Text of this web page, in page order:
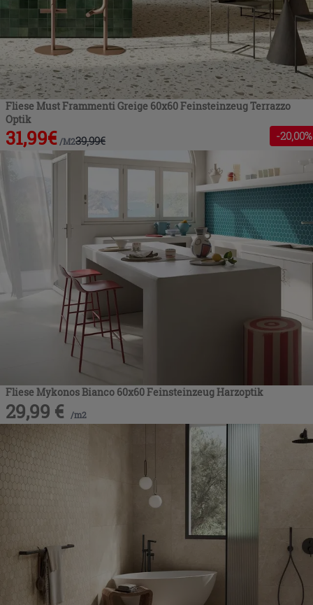
Fliese Must Frammenti Greige 60x60 Feinsteinzeug Terrazzo
Optik
31,99€ /M239,99€ -20,00%
Fliese Mykonos Bianco 60x60 Feinsteinzeug Harzoptik
29,99 € /m2